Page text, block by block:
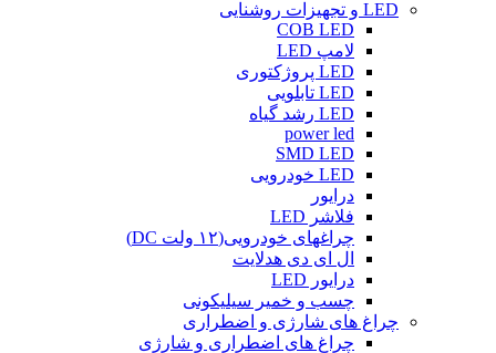
LED و تجهیزات روشنایی
COB LED
لامپ LED
LED پروژکتوری
LED تابلویی
LED رشد گیاه
power led
SMD LED
LED خودرویی
درایور
فلاشر LED
چراغهای خودرویی(۱۲ ولت DC)
ال ای دی هدلایت
درایور LED
چسب و خمیر سیلیکونی
چراغ های شارژی و اضطراری
چراغ های اضطراری و شارژی